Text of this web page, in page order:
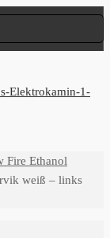
Fire Ethanol
weiß – links